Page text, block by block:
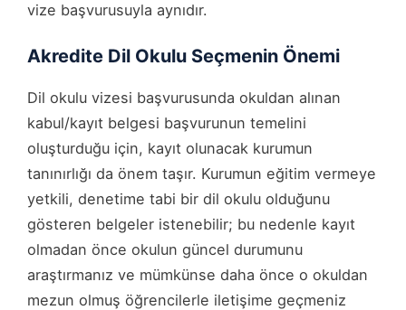
vize başvurusuyla aynıdır.
Akredite Dil Okulu Seçmenin Önemi
Dil okulu vizesi başvurusunda okuldan alınan
kabul/kayıt belgesi başvurunun temelini
oluşturduğu için, kayıt olunacak kurumun
tanınırlığı da önem taşır. Kurumun eğitim vermeye
yetkili, denetime tabi bir dil okulu olduğunu
gösteren belgeler istenebilir; bu nedenle kayıt
olmadan önce okulun güncel durumunu
araştırmanız ve mümkünse daha önce o okuldan
mezun olmuş öğrencilerle iletişime geçmeniz